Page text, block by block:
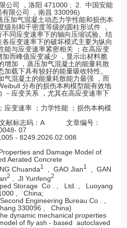
公司 ，洛阳 471000 ; 2. 中国安能
限公司 ，南昌 330096)
加气混凝土动态力学性能和损伤本
别和干密度等级的圆柱形试件 ，
同应变速率下的轴向压缩试验。结
应变速率下的破坏模式主要为纵向
能与应变速率紧密相关 ；在高应变
而峰值应变减少 ，显示出材料脆
增加 ，蒸压加气混凝土的能量耗散
载下具有较好的能量吸收特性。
气混凝土的能量耗散能力最强 ，而
分布的损伤本构模型能有效地
－应变关系 ，尤其在高应变速率下
应变速率 ；力学性能 ；损伤本构模
标志码：A 文章编号：
07
- 8249.2026.02.008
and Damage Model of
Aerated Concrete
Chuanda1 , GAO Jian1
, GAN
2 , JI Yunfeng2
Storage Co . , Ltd. , Luoyang
, China;
Engineering Bureau Co . ,
330096 , China)
dynamic mechanical properties
of fly ash - based autoclaved